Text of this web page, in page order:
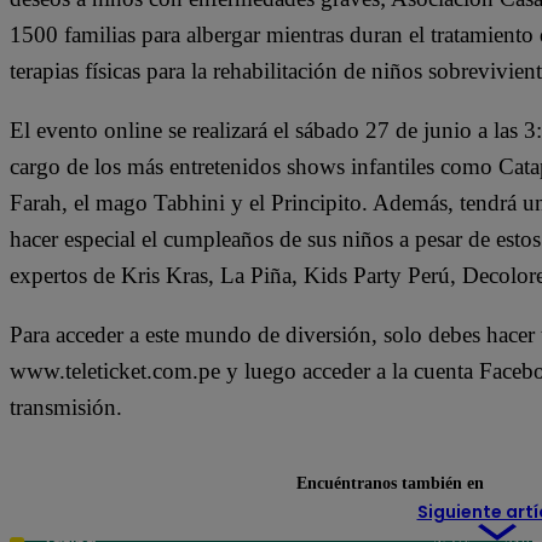
1500 familias para albergar mientras duran el
terapias físicas para la rehabilitación de niños
El evento online se realizará el sábado 27 de junio a las
cargo de los más entretenidos shows infantiles como
Farah, el mago Tabhini y el Principito. Además, tendrá
hacer especial el cumpleaños de sus niños a pesar de
expertos de Kris Kras, La Piña, Kids Party Perú,
Para acceder a este mundo de diversión, solo debes
www.teleticket.com.pe y luego acceder a la cuenta
transmisión.
Siguiente
Encuéntranos también en